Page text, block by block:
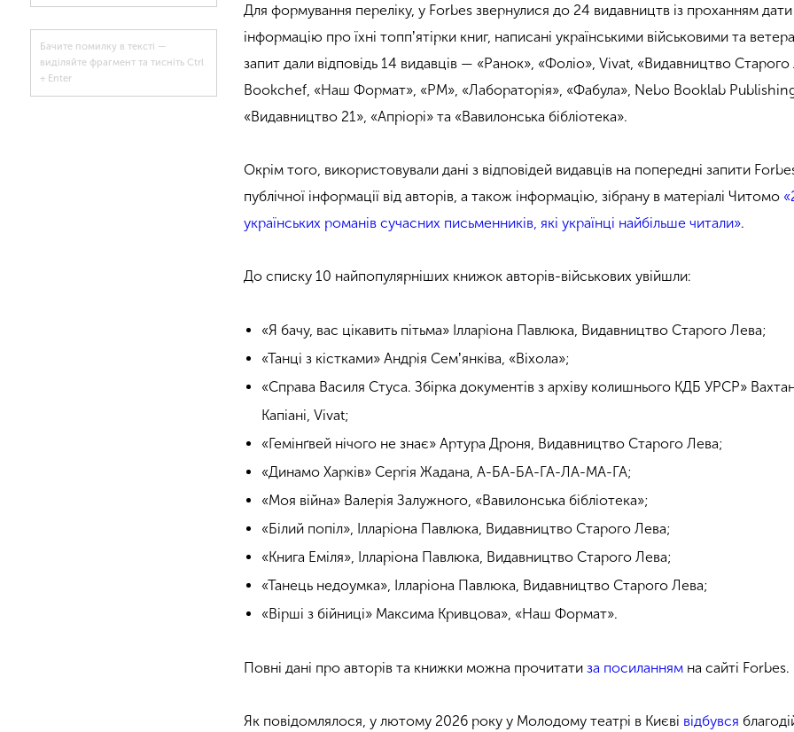
Бачите помилку в тексті —
виділяйте фрагмент та тисніть Ctrl
+ Enter
Для формування переліку, у Forbes звернулися до 24 видавництв із проханням дати
інформацію про їхні топпʼятірки книг, написані українськими військовими та
запит дали відповідь 14 видавців — «Ранок», «Фоліо», Vivat, «Видавництво Старого
Bookchef, «Наш Формат», «РМ», «Лабораторія», «Фабула», Nebo Booklab
«Видавництво 21», «Апріорі» та «Вавилонська бібліотека».
Окрім того, використовували дані з відповідей видавців на попередні запити
публічної інформації від авторів, а також інформацію, зібрану в матеріалі Читомо
українських романів сучасних письменників, які українці найбільше читали».
До списку 10 найпопулярніших книжок авторів-військових увійшли:
«Я бачу, вас цікавить пітьма» Ілларіона Павлюка, Видавництво Старого Лева;
«Танці з кістками» Андрія Семʼянківа, «Віхола»;
«Справа Василя Стуса. Збірка документів з архіву колишнього КДБ УРСР»
Капіані, Vivat;
«Гемінґвей нічого не знає» Артура Дроня, Видавництво Старого Лева;
«Динамо Харків» Сергія Жадана, А-БА-БА-ГА-ЛА-МА-ГА;
«Моя війна» Валерія Залужного, «Вавилонська бібліотека»;
«Білий попіл», Ілларіона Павлюка, Видавництво Старого Лева;
«Книга Еміля», Ілларіона Павлюка, Видавництво Старого Лева;
«Танець недоумка», Ілларіона Павлюка, Видавництво Старого Лева;
«Вірші з бійниці» Максима Кривцова», «Наш Формат».
Повні дані про авторів та книжки можна прочитатиза посиланням на сайті Forbes.
Як повідомлялося, у лютому 2026 року у Молодому театрі в Києві відбувся